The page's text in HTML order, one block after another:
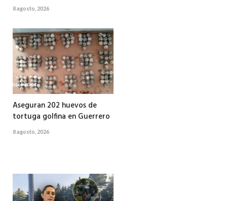
8 agosto, 2026
Aseguran 202 huevos de
tortuga golfina en Guerrero
8 agosto, 2026